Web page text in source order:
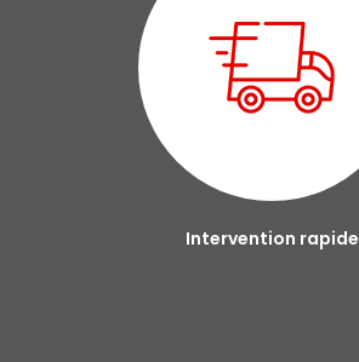
Intervention rapide